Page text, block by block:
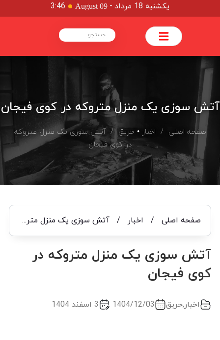
یکشنبه 18 مرداد -
August 09
3:46
آتش سوزی یک منزل متروکه در کوی فیجان
صفحه اصلی / اخبار •حریق/ آتش سوزی یک منزل متروکه
در کوی فیجان
صفحه اصلی/ اخبار / آتش سوزی یک منزل متروکه در کوی فیجان
آتش سوزی یک منزل متروکه در
کوی فیجان
اخبار,حریق 1404/12/03 3 اسفند 1404